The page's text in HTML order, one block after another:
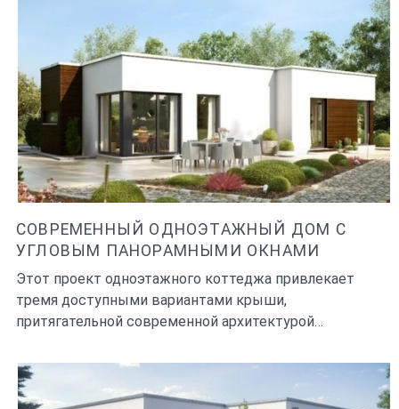
СОВРЕМЕННЫЙ ОДНОЭТАЖНЫЙ ДОМ С
УГЛОВЫМ ПАНОРАМНЫМИ ОКНАМИ
Этот проект одноэтажного коттеджа привлекает
тремя доступными вариантами крыши,
притягательной современной архитектурой…